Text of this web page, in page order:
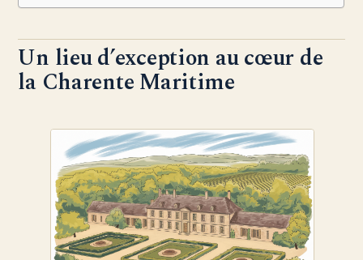
Un lieu d’exception au cœur de
la Charente Maritime